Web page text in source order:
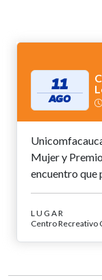
11
AGO
Mujer y
encuentro que
LUGAR
Centro Recreativo